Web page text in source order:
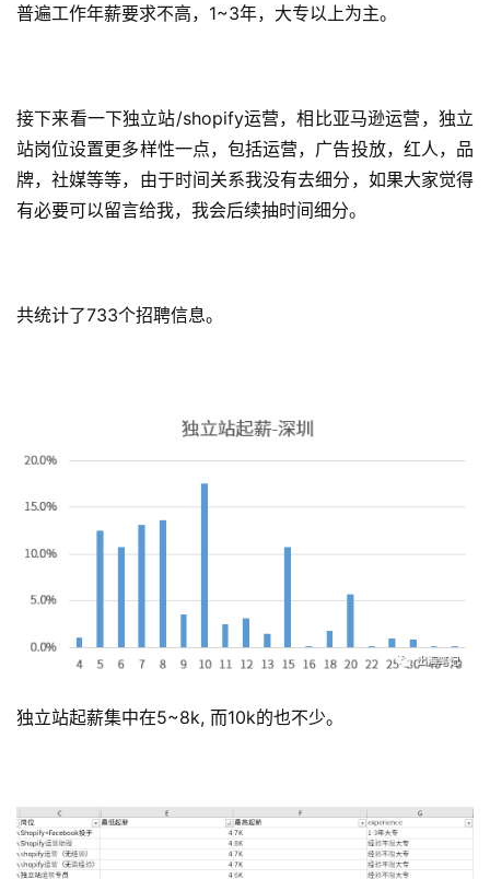
普遍工作年薪要求不高，1~3年，大专以上为主。
接下来看一下独立站/shopify运营，相比亚马逊运营，独立
站岗位设置更多样性一点，包括运营，广告投放，红人，品
牌，社媒等等，由于时间关系我没有去细分，如果大家觉得
有必要可以留言给我，我会后续抽时间细分。
共统计了733个招聘信息。
独立站起薪集中在5~8k, 而10k的也不少。